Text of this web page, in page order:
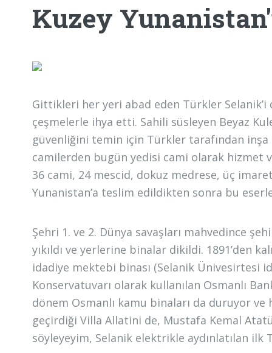
Kuzey
Gittikleri her yeri abad eden Türkler
çeşmelerle ihya etti. Sahili süsleyen Beyaz
güvenliğini temin için Türkler tarafından inşa
camilerden bugün yedisi cami olarak hizmet
36 cami, 24 mescid, dokuz medrese, üç
Yunanistan’a teslim edildikten sonra bu
Şehri 1. ve 2. Dünya savaşları mahvedince
yıkıldı ve yerlerine binalar dikildi. 1891’den
idadiye mektebi binası (Selanik Ünivesirtesi
Konservatuvarı olarak kullanılan Osmanlı
dönem Osmanlı kamu binaları da duruyor ve
geçirdiği Villa Allatini de, Mustafa Kemal
söyleyeyim, Selanik elektrikle aydınlatılan ilk